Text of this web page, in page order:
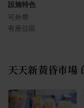
設施特色
可外帶
有座位區
天天新黃昏市場